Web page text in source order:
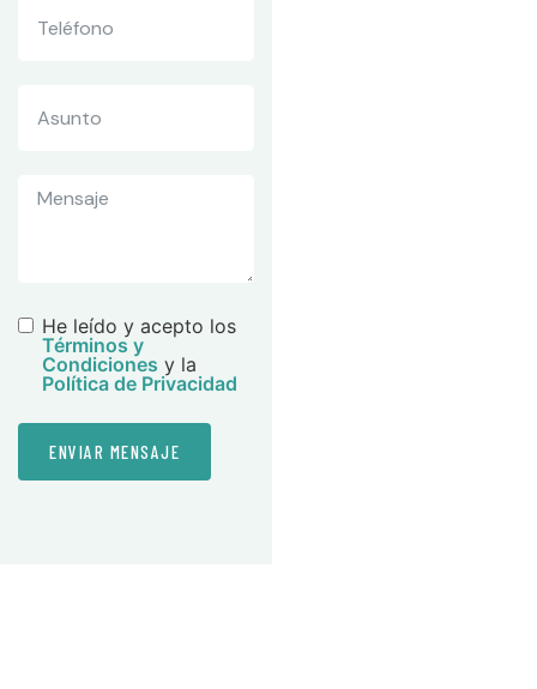
He leído y acepto los
Términos y
Condiciones y la
Política de Privacidad
ENVIAR MENSAJE